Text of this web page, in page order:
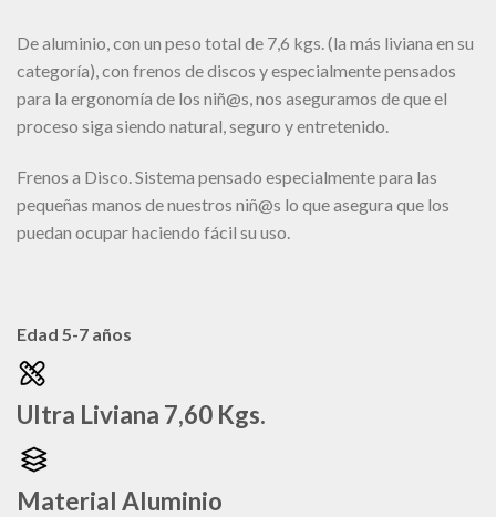
De aluminio, con un peso total de 7,6 kgs. (la más liviana en su
categoría), con frenos de discos y especialmente pensados
para la ergonomía de los niñ@s, nos aseguramos de que el
proceso siga siendo natural, seguro y entretenido.
Frenos a Disco. Sistema pensado especialmente para las
pequeñas manos de nuestros niñ@s lo que asegura que los
puedan ocupar haciendo fácil su uso.
Edad 5-7 años
Ultra Liviana 7,60 Kgs.
Material Aluminio